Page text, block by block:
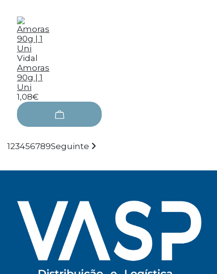
Vidal
Amoras
90g | 1
Uni
1,08€
123456789Seguinte